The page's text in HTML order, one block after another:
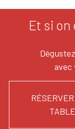
Et si on
avec
TABLE